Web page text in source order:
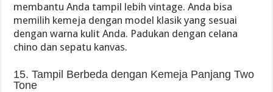
membantu Anda tampil lebih vintage. Anda bisa
memilih kemeja dengan model klasik yang sesuai
dengan warna kulit Anda. Padukan dengan celana
chino dan sepatu kanvas.
15. Tampil Berbeda dengan Kemeja Panjang Two
Tone